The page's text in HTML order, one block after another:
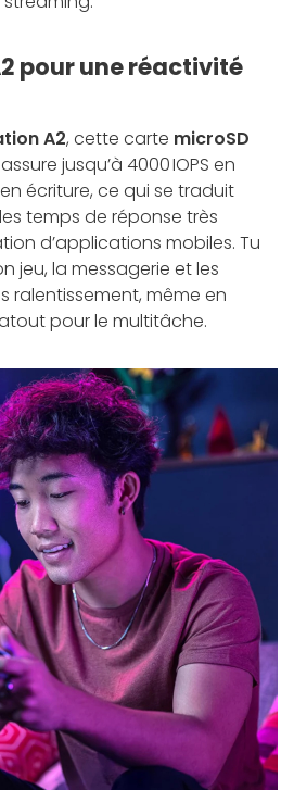
pour une réactivité
A2, cette carte microSD
assure jusqu’à 4000 IOPS en
écriture, ce qui se traduit
temps de réponse très
d’applications mobiles. Tu
jeu, la messagerie et les
ralentissement, même en
pour le multitâche.